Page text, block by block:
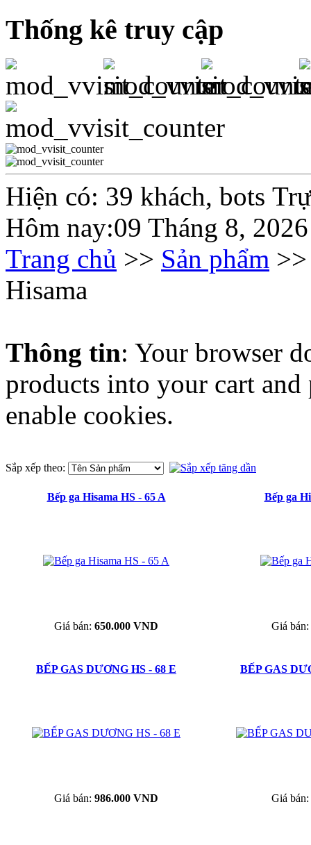
Thống kê truy cập
Hiện có: 39 khách, bots
Hôm nay:09 Tháng 8, 2026
Trang chủ >> Sản phẩm
Hisama
Thông tin: Your browser
products into your cart and
enable cookies.
Sắp xếp theo:
Bếp ga Hisama HS - 65 A
Giá bán: 650.000 VND
Bếp ga
Giá bán:
BẾP GAS DƯƠNG HS - 68 E
Giá bán: 986.000 VND
BẾP GAS
Giá bán: